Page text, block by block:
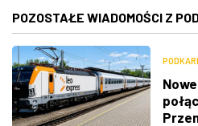
POZOSTAŁE WIADOMOŚCI Z